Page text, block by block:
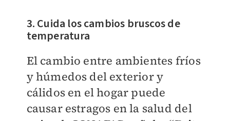
3. Cuida los cambios bruscos de
temperatura
El cambio entre ambientes fríos
y húmedos del exterior y
cálidos en el hogar puede
causar estragos en la salud del